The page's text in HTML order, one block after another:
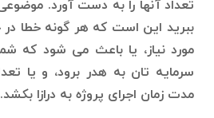
تعداد آنها را به دست آورد.
ببرید این است که هر گونه خطا
مورد نیاز، یا باعث می شود که
سرمایه تان به هدر برود، و یا
مدت زمان اجرای پروژه به درازا بکشد.